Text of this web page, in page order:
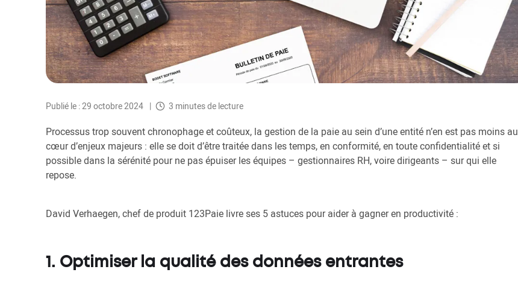
Publié le : 29 octobre 2024 3 minutes de lecture
Processus trop souvent chronophage et coûteux, la gestion de la paie au sein d’une entité n’en est pas moins au
cœur d’enjeux majeurs : elle se doit d’être traitée dans les temps, en conformité, en toute confidentialité et si
possible dans la sérénité pour ne pas épuiser les équipes – gestionnaires RH, voire dirigeants – sur qui elle
repose.
David Verhaegen, chef de produit 123Paie livre ses 5 astuces pour aider à gagner en productivité :
1. Optimiser la qualité des données entrantes